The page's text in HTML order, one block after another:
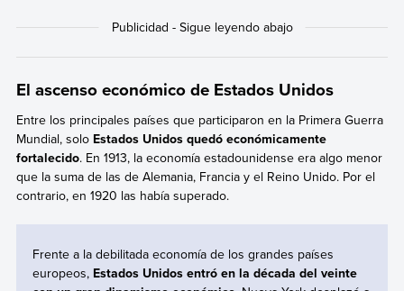
El ascenso económico de Estados Unidos
Entre los principales países que participaron en la Primera Guerra
Mundial, solo Estados Unidos quedó económicamente
fortalecido. En 1913, la economía estadounidense era algo menor
que la suma de las de Alemania, Francia y el Reino Unido. Por el
contrario, en 1920 las había superado.
Frente a la debilitada economía de los grandes países
europeos,Estados Unidos entró en la década del veinte